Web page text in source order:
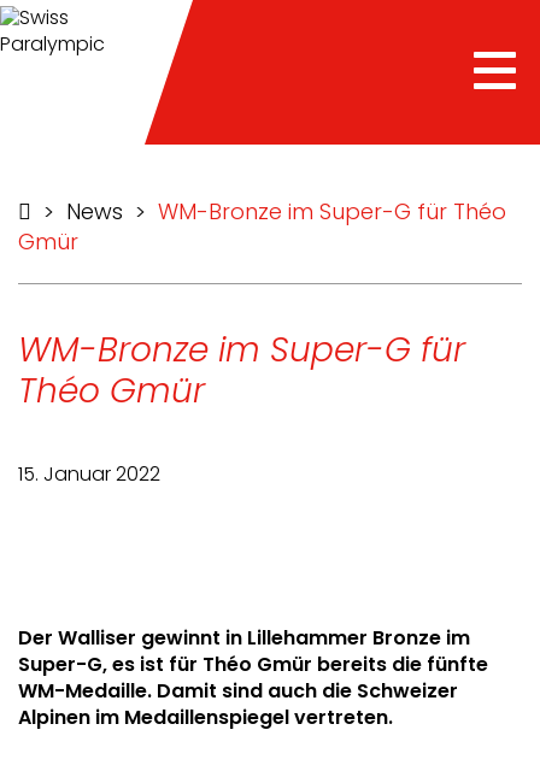
> News > WM-Bronze im Super-G für Théo
Gmür
WM-Bronze im Super-G für
Théo Gmür
15. Januar 2022
Der Walliser gewinnt in Lillehammer Bronze im
Super-G, es ist für Théo Gmür bereits die fünfte
WM-Medaille. Damit sind auch die Schweizer
Alpinen im Medaillenspiegel vertreten.